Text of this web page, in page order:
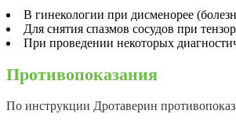
В гинекологии при дисменорее
Для снятия спазмов сосудов при
При проведении некоторых
Противопоказания
По инструкции Дротаверин